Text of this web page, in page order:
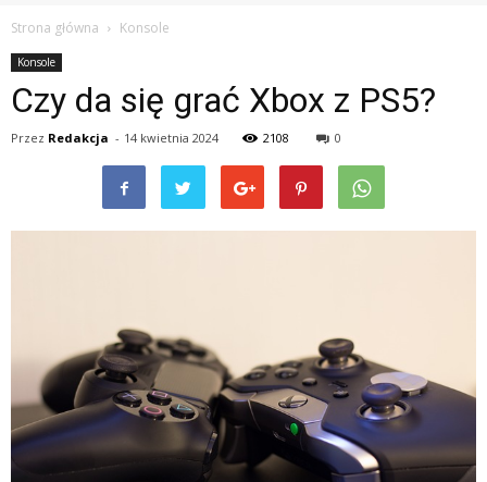
Strona główna Konsole
Konsole
Czy da się grać Xbox z PS5?
Przez Redakcja - 14 kwietnia 2024 2108 0